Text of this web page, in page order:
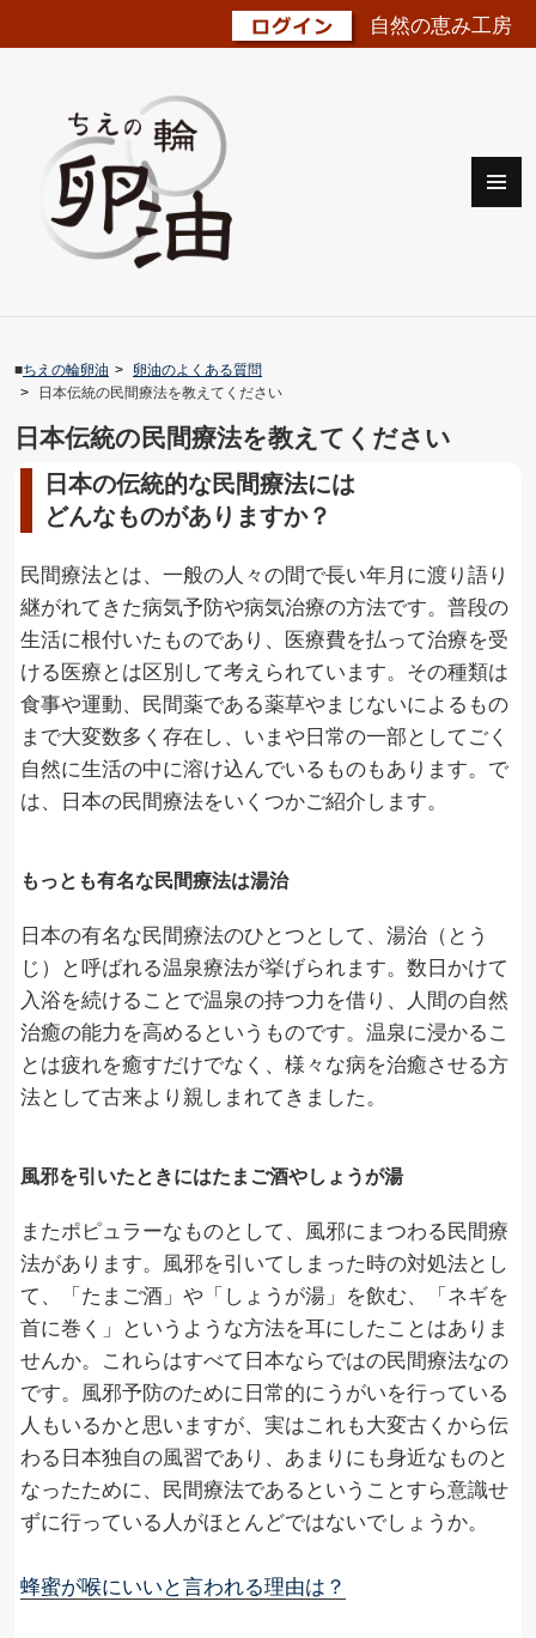
自然の恵み工房
■ちえの輪卵油
卵油のよくある質問
日本伝統の民間療法を教えてください
日本伝統の民間療法を教えてください
日本の伝統的な民間療法には
どんなものがありますか？
民間療法とは、一般の人々の間で長い年月に渡り語り
継がれてきた病気予防や病気治療の方法です。普段の
生活に根付いたものであり、医療費を払って治療を受
ける医療とは区別して考えられています。その種類は
食事や運動、民間薬である薬草やまじないによるもの
まで大変数多く存在し、いまや日常の一部としてごく
自然に生活の中に溶け込んでいるものもあります。で
は、日本の民間療法をいくつかご紹介します。
もっとも有名な民間療法は湯治
日本の有名な民間療法のひとつとして、湯治（とう
じ）と呼ばれる温泉療法が挙げられます。数日かけて
入浴を続けることで温泉の持つ力を借り、人間の自然
治癒の能力を高めるというものです。温泉に浸かるこ
とは疲れを癒すだけでなく、様々な病を治癒させる方
法として古来より親しまれてきました。
風邪を引いたときにはたまご酒やしょうが湯
またポピュラーなものとして、風邪にまつわる民間療
法があります。風邪を引いてしまった時の対処法とし
て、「たまご酒」や「しょうが湯」を飲む、「ネギを
首に巻く」というような方法を耳にしたことはありま
せんか。これらはすべて日本ならではの民間療法なの
です。風邪予防のために日常的にうがいを行っている
人もいるかと思いますが、実はこれも大変古くから伝
わる日本独自の風習であり、あまりにも身近なものと
なったために、民間療法であるということすら意識せ
ずに行っている人がほとんどではないでしょうか。
蜂蜜が喉にいいと言われる理由は？